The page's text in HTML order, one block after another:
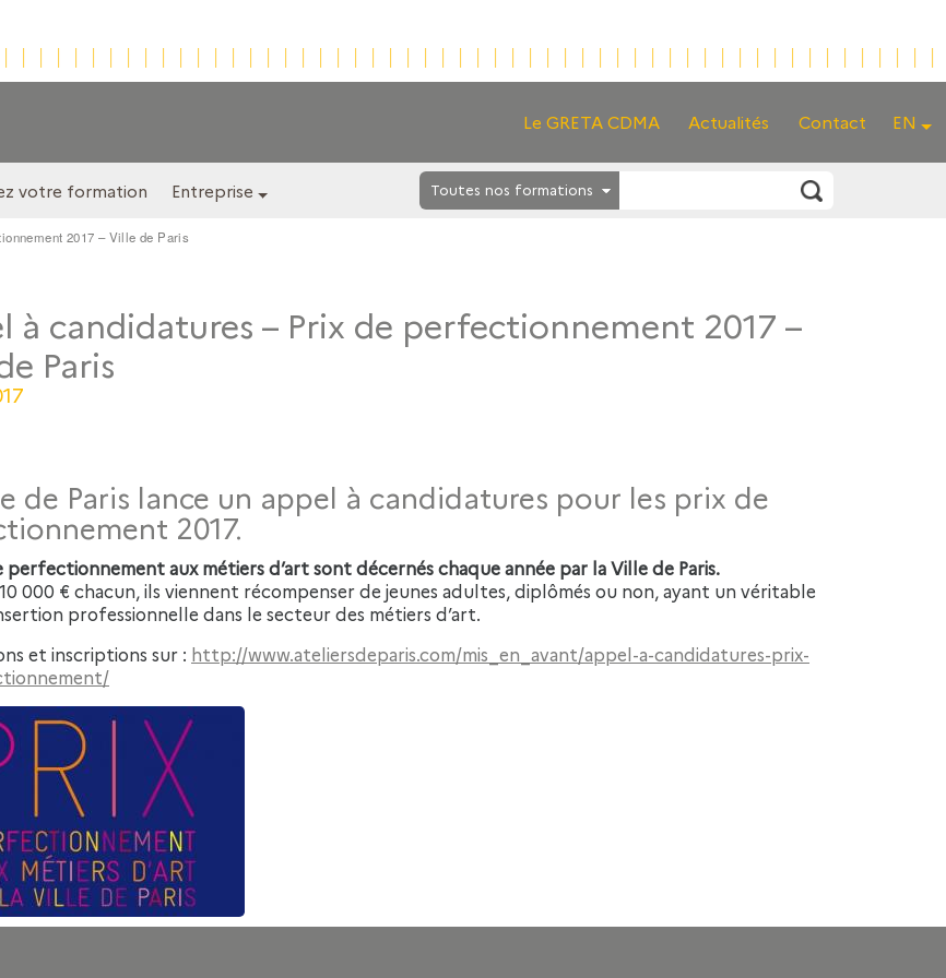
EN
Le GRETA CDMA Actualités Contact
votre formation Entreprise Toutes nos formations
2017 – Ville de Paris
à candidatures – Prix de perfectionnement 2017 –
Paris
de Paris lance un appel à candidatures pour les prix de
2017.
perfectionnement aux métiers d’art sont décernés chaque année par la Ville de Paris.
000 € chacun, ils viennent récompenser de jeunes adultes, diplômés ou non, ayant un véritable
professionnelle dans le secteur des métiers d’art.
et inscriptions sur : http://www.ateliersdeparis.com/mis_en_avant/appel-a-candidatures-prix-